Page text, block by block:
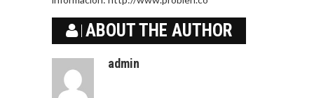
ABOUT THE AUTHOR
admin